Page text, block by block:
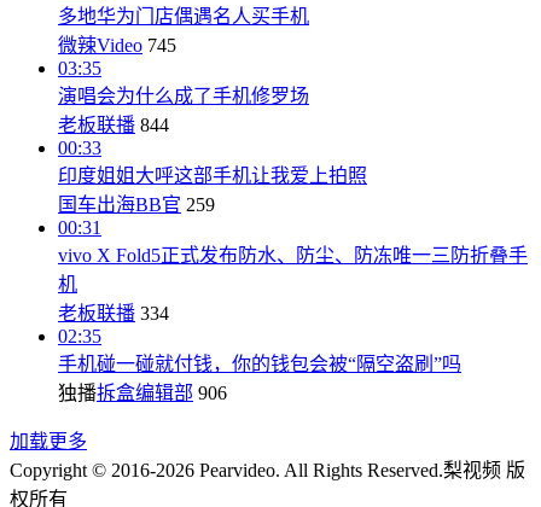
多地华为门店偶遇名人买手机
微辣Video 745
03:35
演唱会为什么成了手机修罗场
老板联播 844
00:33
印度姐姐大呼这部手机让我爱上拍照
国车出海BB官 259
00:31
vivo X Fold5正式发布防水、防尘、防冻唯一三防折叠手
机
老板联播 334
02:35
手机碰一碰就付钱，你的钱包会被“隔空盗刷”吗
独播拆盒编辑部 906
加载更多
Copyright © 2016-2026 Pearvideo. All Rights Reserved.梨视频 版
权所有